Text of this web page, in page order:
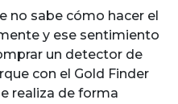
no sabe cómo hacer el
y ese sentimiento
un detector de
con el Gold Finder
realiza de forma